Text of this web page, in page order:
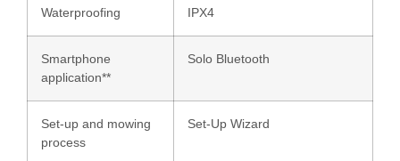
Waterproofing IPX4
Smartphone
application**
Solo Bluetooth
Set-up and mowing
process
Set-Up Wizard